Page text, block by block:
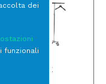
Inox
dei
funzionali